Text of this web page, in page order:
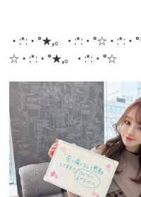
・:*:・°★,。・:*:・°☆・:*:
☆・:*:・°★,。・:*:・°☆